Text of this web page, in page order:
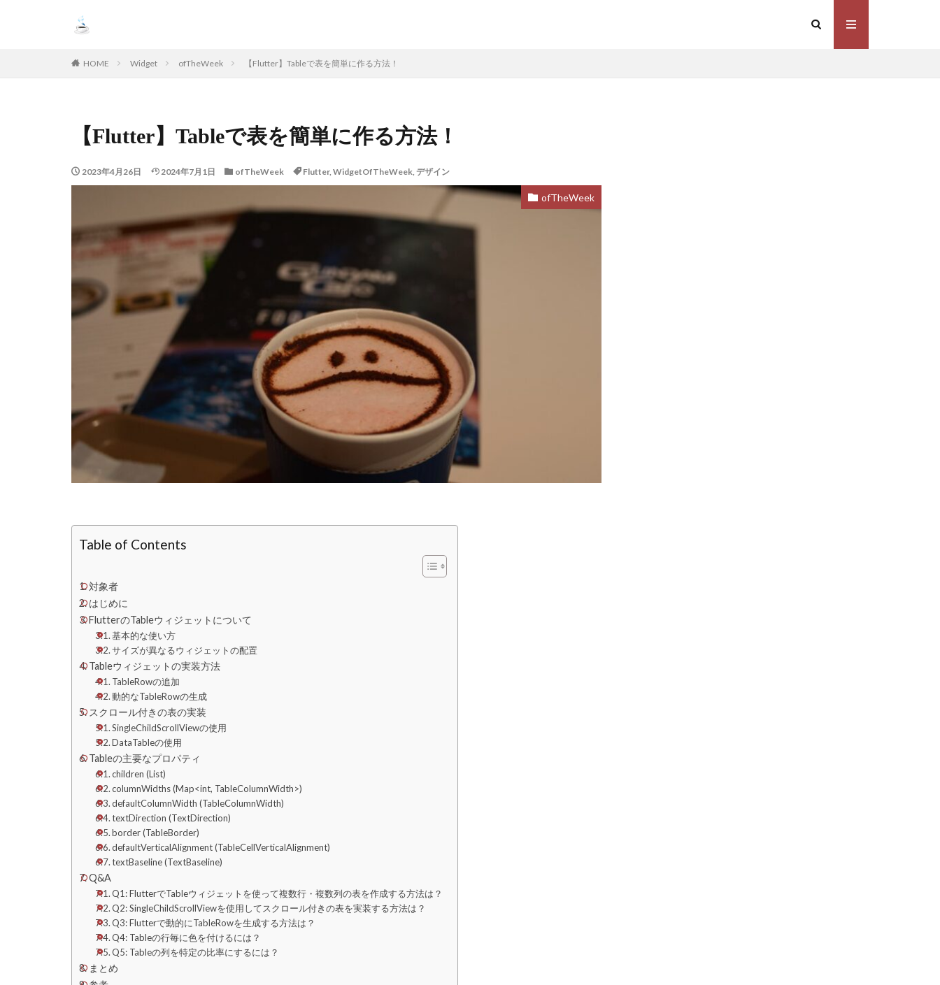
HOME Widget ofTheWeek 【Flutter】Tableで表を簡単に作る方法！
【Flutter】Tableで表を簡単に作る方法！
2023年4月26日 2024年7月1日 ofTheWeek Flutter, WidgetOfTheWeek, デザイン
ofTheWeek
Table of Contents
対象者
はじめに
FlutterのTableウィジェットについて
基本的な使い方
サイズが異なるウィジェットの配置
Tableウィジェットの実装方法
TableRowの追加
動的なTableRowの生成
スクロール付きの表の実装
SingleChildScrollViewの使用
DataTableの使用
Tableの主要なプロパティ
children (List)
columnWidths (Map<int, TableColumnWidth>)
defaultColumnWidth (TableColumnWidth)
textDirection (TextDirection)
border (TableBorder)
defaultVerticalAlignment (TableCellVerticalAlignment)
textBaseline (TextBaseline)
Q&A
Q1: FlutterでTableウィジェットを使って複数行・複数列の表を作成する方法は？
Q2: SingleChildScrollViewを使用してスクロール付きの表を実装する方法は？
Q3: Flutterで動的にTableRowを生成する方法は？
Q4: Tableの行毎に色を付けるには？
Q5: Tableの列を特定の比率にするには？
まとめ